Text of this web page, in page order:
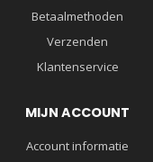
Betaalmethoden
Verzenden
Klantenservice
MIJN ACCOUNT
Account informatie